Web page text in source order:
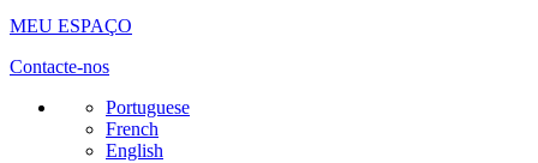
MEU ESPAÇO
Contacte-nos
Portuguese
French
English